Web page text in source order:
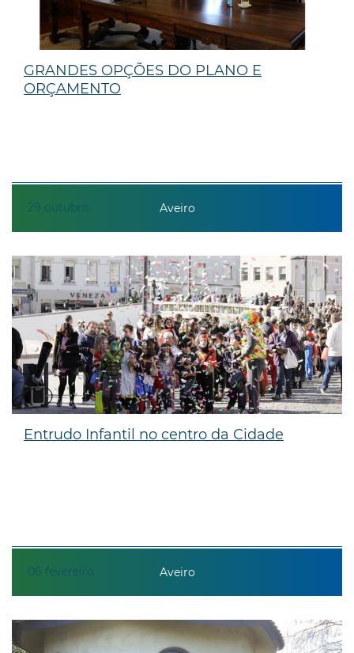
29 outubro
GRANDES OPÇÕES DO PLANO E
ORÇAMENTO
Aveiro
06 fevereiro
Entrudo Infantil no centro da Cidade
Aveiro